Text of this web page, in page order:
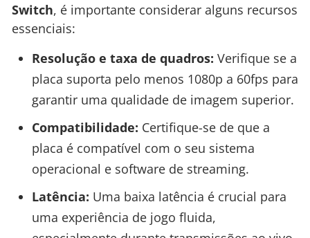
Switch, é importante considerar alguns recursos
essenciais:
Resolução e taxa de quadros: Verifique se a
placa suporta pelo menos 1080p a 60fps para
garantir uma qualidade de imagem superior.
Compatibilidade: Certifique-se de que a
placa é compatível com o seu sistema
operacional e software de streaming.
Latência: Uma baixa latência é crucial para
uma experiência de jogo fluida,